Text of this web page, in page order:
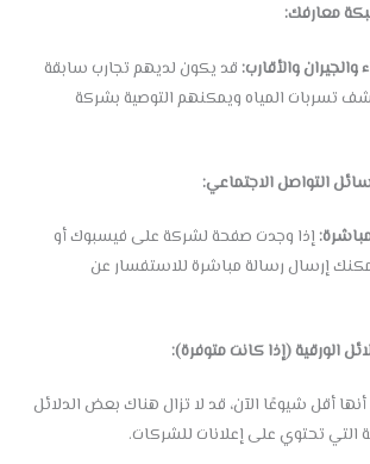
معارفك:
والأقارب:قد يكون لديهم تجارب سابقة
تسربات المياه ويمكنهم التوصية بشركة
التواصل الاجتماعي:
إذا وجدت صفحة لشركة على فيسبوك أو
إرسال رسالة مباشرة للاستفسار عن
الورقية (إذا كانت متوفرة):
أقل شيوعًا الآن، قد لا تزال هناك بعض الدلائل
التي تحتوي على إعلانات للشركات.